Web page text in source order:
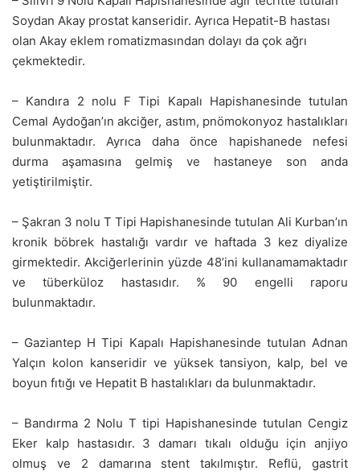
Soydan Akay prostat kanseridir. Ayrıca Hepatit-B hastası
olan Akay eklem romatizmasından dolayı da çok ağrı
çekmektedir.
– Kandıra 2 nolu F Tipi Kapalı Hapishanesinde tutulan
Cemal Aydoğan’ın akciğer, astım, pnömokonyoz hastalıkları
bulunmaktadır. Ayrıca daha önce hapishanede nefesi
durma aşamasına gelmiş ve hastaneye son anda
yetiştirilmiştir.
– Şakran 3 nolu T Tipi Hapishanesinde tutulan Ali Kurban’ın
kronik böbrek hastalığı vardır ve haftada 3 kez diyalize
girmektedir. Akciğerlerinin yüzde 48’ini kullanamamaktadır
ve tüberküloz hastasıdır. % 90 engelli raporu
bulunmaktadır.
– Gaziantep H Tipi Kapalı Hapishanesinde tutulan Adnan
Yalçın kolon kanseridir ve yüksek tansiyon, kalp, bel ve
boyun fıtığı ve Hepatit B hastalıkları da bulunmaktadır.
– Bandırma 2 Nolu T tipi Hapishanesinde tutulan Cengiz
Eker kalp hastasıdır. 3 damarı tıkalı olduğu için anjiyo
olmuş ve 2 damarına stent takılmıştır. Reflü, gastrit